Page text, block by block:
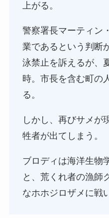
上がる。
警察署長マーティン
業であるという判断
泳禁止を訴えるが、
時。市長を含む町の
る。
しかし、再びサメが
牲者が出てしまう。
ブロディは海洋生物
と、荒くれ者の漁師
なホホジロザメに戦